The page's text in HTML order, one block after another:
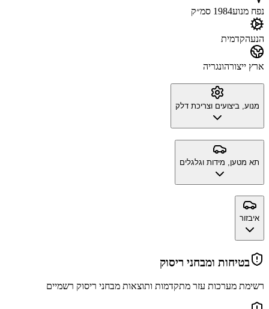
נפח מנוע1984 סמ״ק
הנעהקדמית
ארץ ייצורהונגריה
מנוע, ביצועים וצריכת דלק
תא מטען, מידות וגלגלים
איבזור
בטיחות ומבחני ריסוק
רשימת מערכות עזר מתקדמות ותוצאות מבחני ריסוק רשמיים